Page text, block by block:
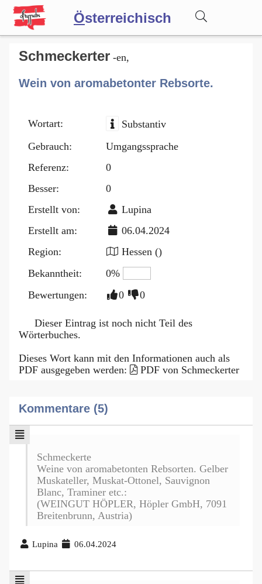
Österreichisch
Wörterbuch
Forum
Blog
Schmeckerter -en,
Wein von aromabetonter Rebsorte.
Wortart:
Substantiv
Gebrauch:
Umgangssprache
Referenz:
0
Besser:
0
Erstellt von:
Lupina
Erstellt am:
06.04.2024
Region:
Hessen ()
Bekanntheit:
0%
Bewertungen:
0 0
Dieser Eintrag ist noch nicht Teil des
Wörterbuches.
Dieses Wort kann mit den Informationen auch als
PDF ausgegeben werden:
PDF von Schmeckerter
Kommentare (5)
Schmeckerte
Weine von aromabetonten Rebsorten. Gelber
Muskateller, Muskat-Ottonel, Sauvignon
Blanc, Traminer etc.:
(WEINGUT HÖPLER, Höpler GmbH, 7091
Breitenbrunn, Austria)
Lupina 06.04.2024